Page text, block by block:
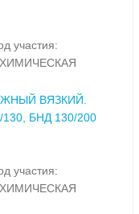
участия:
ВЯЗКИЙ.
БНД 130/200
участия: